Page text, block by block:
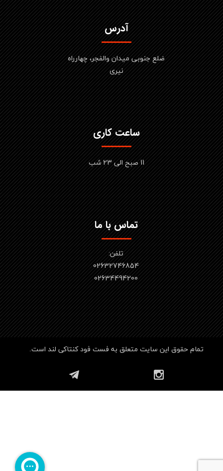
تمام حقوق این سایت متعلق به فست فود کنتاکی لند است.
آدرس
ضلع جنوبی میدان والفجر، چهارراه
نیری
ساعت کاری
11 صبح الی 23 شب
تماس با ما
تلفن:
02632746854
​​​​​​​02634494200